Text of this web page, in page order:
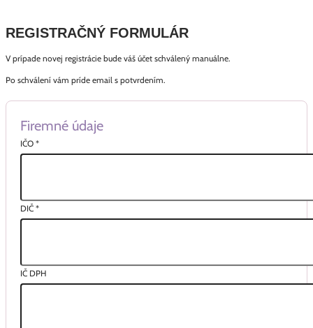
REGISTRAČNÝ FORMULÁR
V prípade novej registrácie bude váš účet schválený manuálne.
Po schválení vám príde email s potvrdením.
Firemné údaje
IČO *
DIČ *
IČ DPH